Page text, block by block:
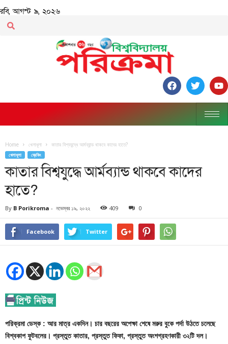
রবি, আগস্ট ৯, ২০২৬
Home খেলাধূলা কাতার বিশ্বযুদ্ধে আর্মব্যান্ড থাকবে কাদের হাতে?
খেলাধূলা ব্রেকিং
কাতার বিশ্বযুদ্ধে আর্মব্যান্ড থাকবে কাদের
হাতে?
By B Porikroma - নভেম্বর ১৯, ২০২২ 409 0
Facebook Twitter
পরিক্রমা ডেস্ক : আর মাত্র একদিন। চার বছরের অপেক্ষা শেষে মরুর বুকে পর্দা উঠতে চলেছে
বিশ্বকাপ ফুটবলের। প্রস্তুত কাতার, প্রস্তুত ফিফা, প্রস্তুত অংশগ্রহণকারী ৩২টি দল। ‍